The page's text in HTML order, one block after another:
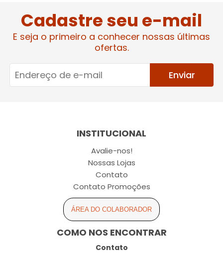
Cadastre seu e-mail
E seja o primeiro a conhecer nossas últimas
ofertas.
Enviar
INSTITUCIONAL
Avalie-nos!
Nossas Lojas
Contato
Contato Promoções
ÁREA DO COLABORADOR
COMO NOS ENCONTRAR
Contato